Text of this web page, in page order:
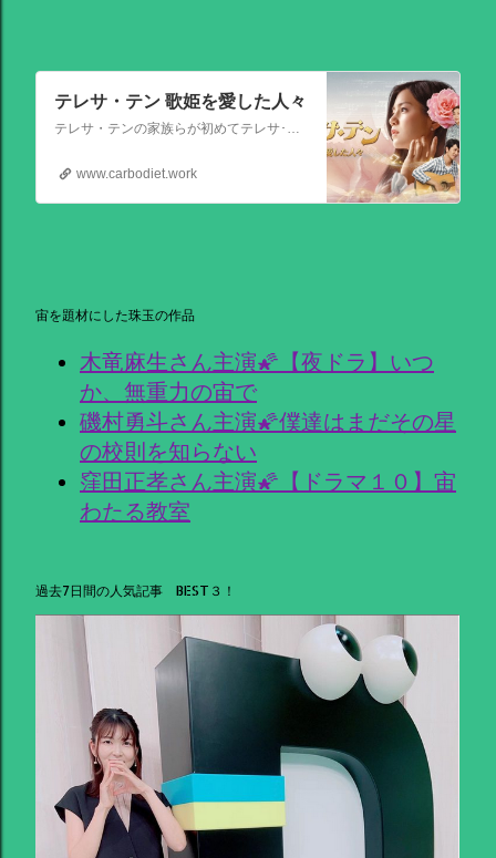
テレサ・テン 歌姫を愛した人々
テレサ・テンの家族らが初めてテレサ･テンの伝記的物語の撮影を許可した作品。テレサ・テンの伝説的な人生を誕生から描く。彼女がいかにして歌の道に踏み出し、いかにして一代の女王となったか、そしてその過程でいかにして苦悩と困難を乗り越えたか、その物語が披露される。
www.carbodiet.work
宙を題材にした珠玉の作品
木竜麻生さん主演🌠【夜ドラ】いつ
か、無重力の宙で
磯村勇斗さん主演🌠僕達はまだその星
の校則を知らない
窪田正孝さん主演🌠【ドラマ１０】宙
わたる教室
過去7日間の人気記事 BEST３！